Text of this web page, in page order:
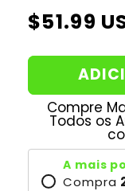
Preço
$51.99
Compre
Todos os
A mais
Compra